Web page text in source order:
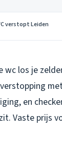
verstopt Leiden
wc los je
en
Vaste prijs